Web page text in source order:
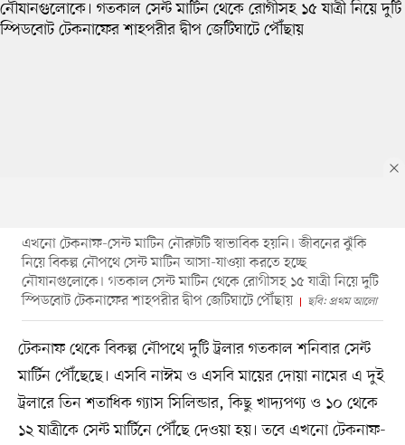
এখনো টেকনাফ-সেন্ট মাটিন নৌরুটটি স্বাভাবিক হয়নি। জীবনের ঝুঁকি
নিয়ে বিকল্প নৌপথে সেন্ট মাটিন আসা-যাওয়া করতে হচ্ছে
নৌযানগুলোকে। গতকাল সেন্ট মাটিন থেকে রোগীসহ ১৫ যাত্রী নিয়ে দুটি
স্পিডবোট টেকনাফের শাহপরীর দ্বীপ জেটিঘাটে পৌঁছায়
ছবি: প্রথম আলো
টেকনাফ থেকে বিকল্প নৌপথে দুটি ট্রলার গতকাল শনিবার সেন্ট
মার্টিন পৌঁছেছে। এসবি নাঈম ও এসবি মায়ের দোয়া নামের এ দুই
ট্রলারে তিন শতাধিক গ্যাস সিলিন্ডার, কিছু খাদ্যপণ্য ও ১০ থেকে
১২ যাত্রীকে সেন্ট মার্টিনে পৌঁছে দেওয়া হয়। তবে এখনো টেকনাফ-